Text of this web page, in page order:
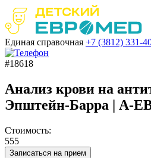
Единая справочная +7 (3812) 331-
#18618
Анализ крови на
Эпштейн-Барра | A-
Стоимость:
555
Записаться на прием